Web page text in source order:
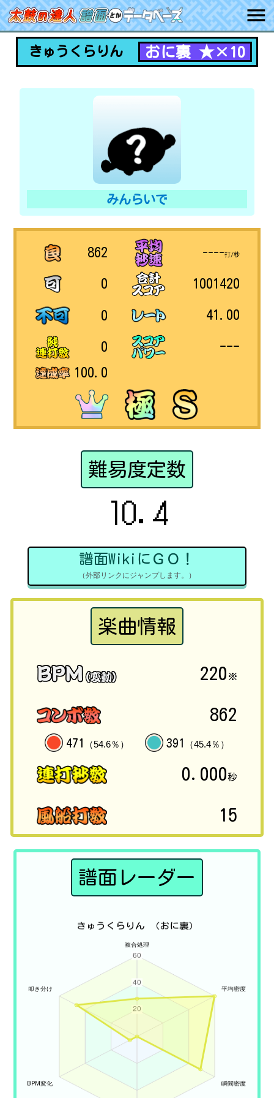
きゅうくらりん おに裏 ★×10
みんらいで
862
0
0
0
100.0
----打/秒
1001420
41.00
---
難易度定数
10.4
譜面WikiにＧＯ！
（外部リンクにジャンプします。）
楽曲情報
220 ※
862
471 （54.6％） 391 （45.4％）
0.000秒
15
譜面レーダー